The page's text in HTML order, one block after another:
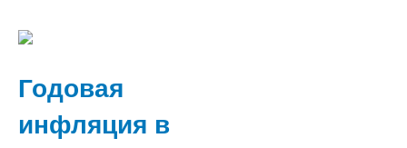
Годовая
инфляция в